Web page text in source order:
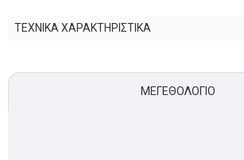
ΤΕΧΝΙΚΑ ΧΑΡΑΚΤΗΡΙΣΤΙΚΑ
ΜΕΓΕΘΟΛΌΓΙΟ